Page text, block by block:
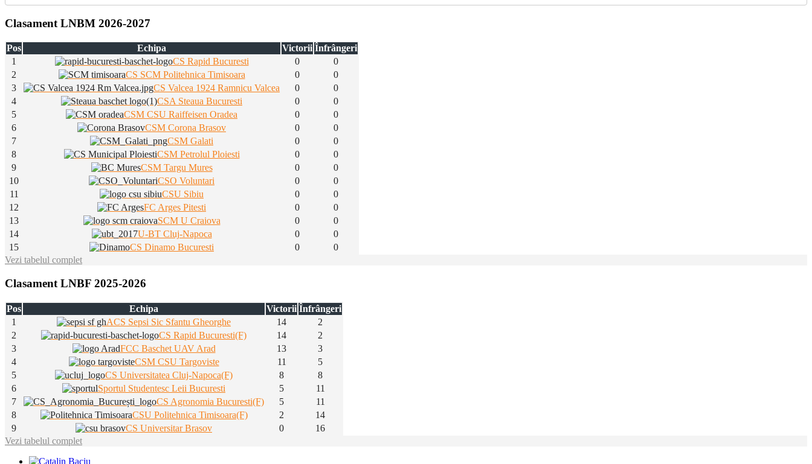
Clasament LNBM 2026-2027
Pos Echipa Victorii Înfrângeri
1
CS Rapid Bucuresti 0
0
2
CS SCM Politehnica Timisoara 0
0
3
CS Valcea 1924 Ramnicu Valcea 0
0
4
CSA Steaua Bucuresti 0
0
5
CSM CSU Raiffeisen Oradea 0
0
6
CSM Corona Brasov 0
0
7
CSM Galati 0
0
8
CSM Petrolul Ploiesti 0
0
9
CSM Targu Mures 0
0
10
CSO Voluntari 0
0
11
CSU Sibiu 0
0
12
FC Arges Pitesti 0
0
13
SCM U Craiova 0
0
14
U-BT Cluj-Napoca 0
0
15
CS Dinamo Bucuresti 0
0
Vezi tabelul complet
Clasament LNBF 2025-2026
Pos Echipa Victorii Înfrângeri
1
ACS Sepsi Sic Sfantu Gheorghe 14
2
2
CS Rapid Bucuresti(F) 14
2
3
FCC Baschet UAV Arad 13
3
4
CSM CSU Targoviste 11
5
5
CS Universitatea Cluj-Napoca(F) 8
8
6
Sportul Studentesc Leii Bucuresti 5
11
7
CS Agronomia Bucuresti(F) 5
11
8
CSU Politehnica Timisoara(F) 2
14
9
CS Universitar Brasov 0
16
Vezi tabelul complet